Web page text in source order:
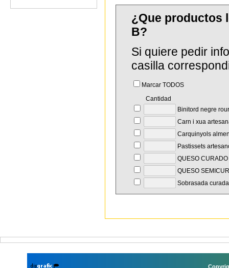
¿Que productos
B?
Si quiere pedir
casilla
Marcar TODOS
Cantidad
Binitord negre
Carn i xua
Carquinyols
Pastissets
QUESO
QUESO
Sobrasada